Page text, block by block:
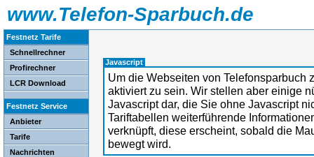
www.Telefon-Sparbuch.de
Festnetz Tarife
Schnellrechner
Profirechner
LCR Download
Festnetz Service
Anbieter
Tarife
Nachrichten
Javascript
Um die Webseiten von Telefonsparbuch
aktiviert zu sein. Wir stellen aber einige
Javascript dar, die Sie ohne Javascript
Tariftabellen weiterführende
verknüpft, diese erscheint, sobald die
bewegt wird.